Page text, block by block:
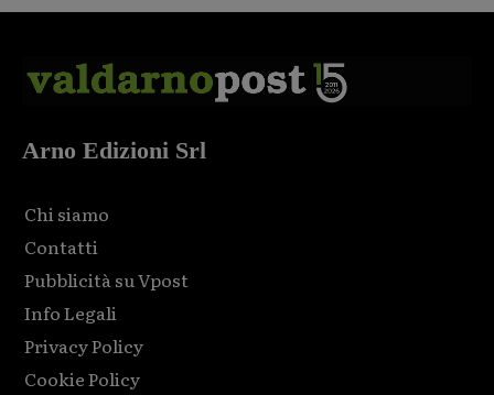
Arno Edizioni Srl
Chi siamo
Contatti
Pubblicità su Vpost
Info Legali
Privacy Policy
Cookie Policy